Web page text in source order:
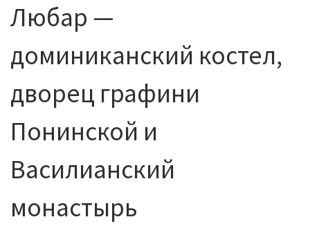
Любар —
доминиканский костел,
дворец графини
Понинской и
Василианский
монастырь